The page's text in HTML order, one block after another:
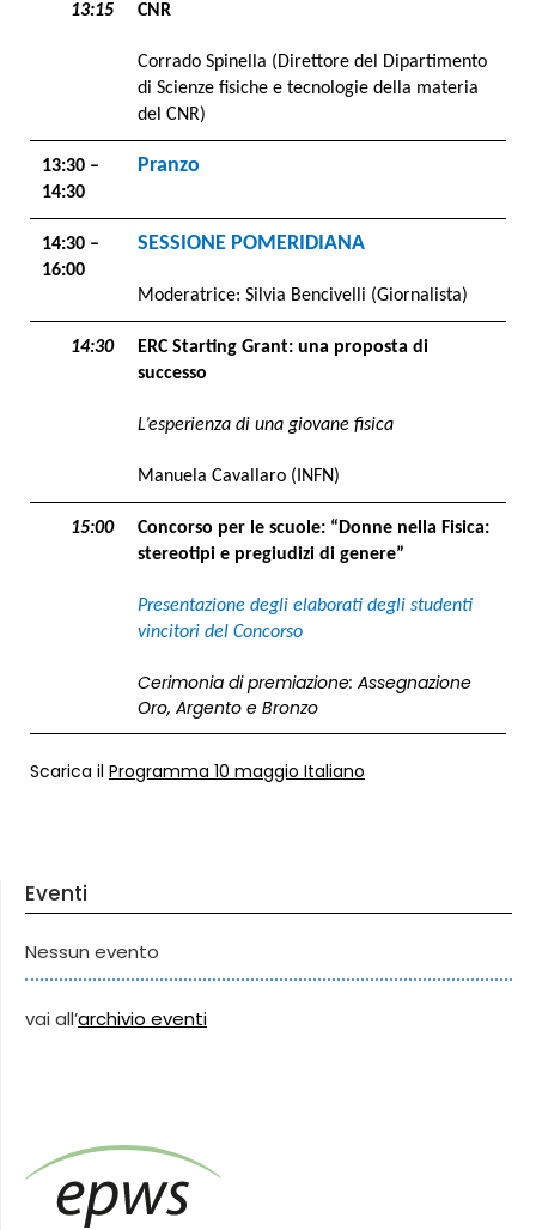
13:15 CNR
Corrado Spinella (Direttore del Dipartimento
di Scienze fisiche e tecnologie della materia
del CNR)
13:30 –
14:30
Pranzo
14:30 –
16:00
SESSIONE POMERIDIANA
Moderatrice: Silvia Bencivelli (Giornalista)
14:30
ERC Starting Grant: una proposta di
successo
L’esperienza di una giovane fisica
Manuela Cavallaro (INFN)
15:00
Concorso per le scuole: “Donne nella Fisica:
stereotipi e pregiudizi di genere”
Presentazione degli elaborati degli studenti
vincitori del Concorso
Cerimonia di premiazione: Assegnazione
Oro, Argento e Bronzo
Scarica il Programma 10 maggio Italiano
Eventi
Nessun evento
vai all’archivio eventi